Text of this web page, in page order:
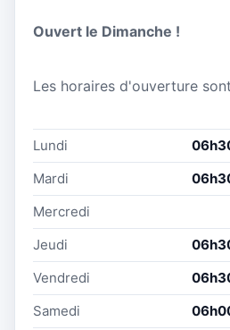
Ouvert le Dimanche !
Les horaires d'ouverture
Lundi
Mardi
Mercredi
Jeudi
Vendredi
Samedi